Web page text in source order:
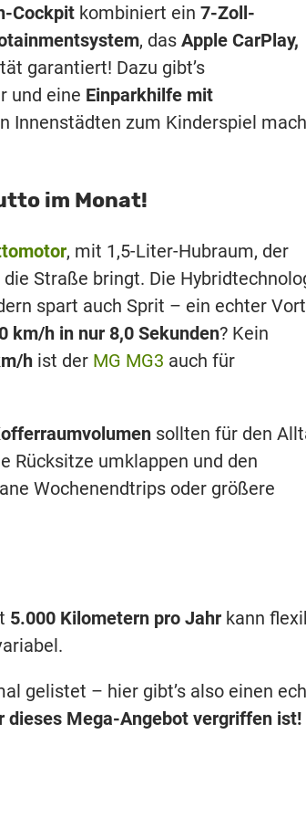
Cockpit kombiniert ein 7-Zoll-
, das Apple CarPlay,
garantiert! Dazu gibt’s
und eine Einparkhilfe mit
Innenstädten zum Kinderspiel
im Monat!
, mit 1,5-Liter-Hubraum, der
die Straße bringt. Die
spart auch Sprit – ein echter
km/h in nur 8,0 Sekunden? Kein
h ist der MG MG3 auch für
sollten für den
Rücksitze umklappen und den
Wochenendtrips oder größere
5.000 Kilometern pro Jahr kann
gelistet – hier gibt’s also einen
dieses Mega-Angebot vergriffen ist!